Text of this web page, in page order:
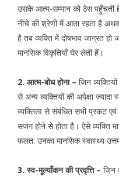
उसके आत्म-सम्मान को ठेस पहुँचती
नीचे की श्रेणी में आता रहता है
है तब व्यक्ति में दोषभाव जाग्रत
मानसिक विकृतियॉं घेर लेती हैं।
2. आत्म-बोध होना – जिन
से अन्य व्यक्तियों की अपेक्षा
व्यक्तित्व से संबंधित सभी प्रकट
सजग होने से होता है। ऐसे व्यक्ति
फलत: उनका मानसिक स्वास्थ्य
3. स्व-मूल्यॉंकन की प्रवृत्ति – जिन